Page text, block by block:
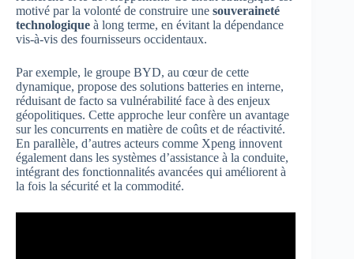
motivé par la volonté de construire une souveraineté
technologique à long terme, en évitant la dépendance
vis-à-vis des fournisseurs occidentaux.
Par exemple, le groupe BYD, au cœur de cette
dynamique, propose des solutions batteries en interne,
réduisant de facto sa vulnérabilité face à des enjeux
géopolitiques. Cette approche leur confère un avantage
sur les concurrents en matière de coûts et de réactivité.
En parallèle, d’autres acteurs comme Xpeng innovent
également dans les systèmes d’assistance à la conduite,
intégrant des fonctionnalités avancées qui améliorent à
la fois la sécurité et la commodité.